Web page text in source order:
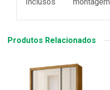
Produtos Relacionados